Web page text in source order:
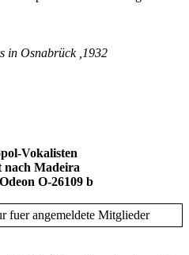
in Osnabrück ,1932
Vokalisten
nach Madeira
O-26109 b
fuer angemeldete Mitglieder